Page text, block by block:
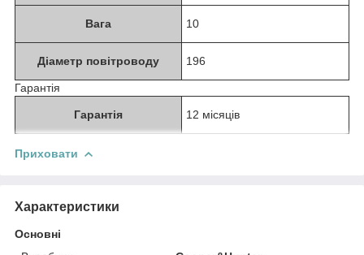
Вага 10
Діаметр повітроводу 196
Гарантія
Гарантія 12 місяців
Приховати
Характеристики
Основні